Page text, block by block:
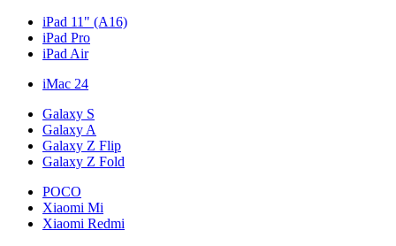
iPad 11" (A16)
iPad Pro
iPad Air
iMac 24
Galaxy S
Galaxy A
Galaxy Z Flip
Galaxy Z Fold
POCO
Xiaomi Mi
Xiaomi Redmi